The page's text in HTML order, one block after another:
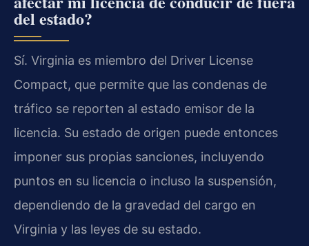
del estado?
Sí. Virginia es miembro del Driver License
Compact, que permite que las condenas de
tráfico se reporten al estado emisor de la
licencia. Su estado de origen puede entonces
imponer sus propias sanciones, incluyendo
puntos en su licencia o incluso la suspensión,
dependiendo de la gravedad del cargo en
Virginia y las leyes de su estado.